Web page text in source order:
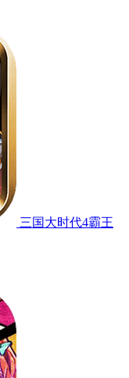
三国大时代4霸王